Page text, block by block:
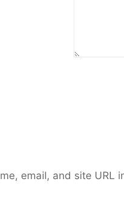
email, and site URL